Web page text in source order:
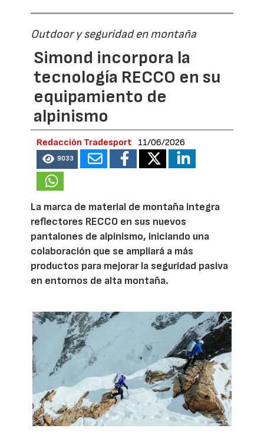
Outdoor y seguridad en montaña
Simond incorpora la
tecnología RECCO en su
equipamiento de
alpinismo
Redacción Tradesport 11/06/2026
9033
La marca de material de montaña integra
reflectores RECCO en sus nuevos
pantalones de alpinismo, iniciando una
colaboración que se ampliará a más
productos para mejorar la seguridad pasiva
en entornos de alta montaña.